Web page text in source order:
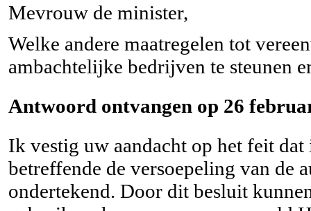
Mevrouw de minister,
Welke andere maatregelen tot
ambachtelijke bedrijven te steunen
Antwoord ontvangen op 26
Ik vestig uw aandacht op het feit
betreffende de versoepeling van de
ondertekend. Door dit besluit